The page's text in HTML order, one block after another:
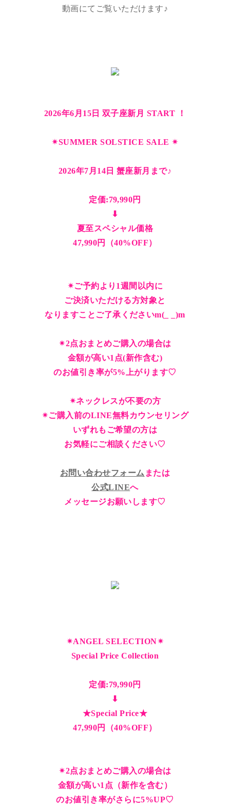
動画にてご覧いただけます♪
2026年6月15日 双子座新月 START ！
✴︎SUMMER SOLSTICE SALE ✴︎
2026年7月14日 蟹座新月まで♪
定価:79,990円
⬇︎
夏至スペシャル価格
47,990円（40%OFF）
✴︎ご予約より1週間以内に
ご決済いただける方対象と
なりますことご了承くださいm(_ _)m
✴︎2点おまとめご購入の場合は
金額が高い1点(新作含む)
のお値引き率が5%上がります♡
✴︎ネックレスが不要の方
✴︎ご購入前のLINE無料カウンセリング
いずれもご希望の方は
お気軽にご相談ください♡
お問い合わせフォーム または
公式LINEへ
メッセージお願いします♡
✴︎ANGEL SELECTION✴︎
Special Price Collection
定価:79,990円
⬇︎
★Special Price★
47,990円（40%OFF）
✴︎2点おまとめご購入の場合は
金額が高い1点（新作を含む）
のお値引き率がさらに5%UP♡